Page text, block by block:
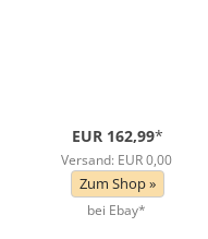
EUR 162,99*
Versand: EUR 0,00
Zum Shop »
bei Ebay*